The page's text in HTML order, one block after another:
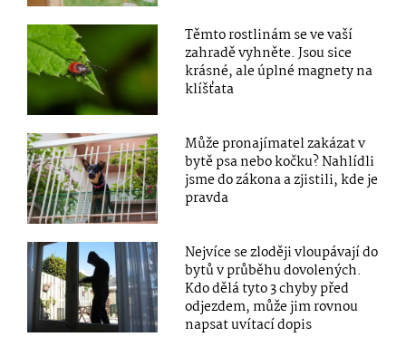
Těmto rostlinám se ve vaší
zahradě vyhněte. Jsou sice
krásné, ale úplné magnety na
klíšťata
Může pronajímatel zakázat v
bytě psa nebo kočku? Nahlídli
jsme do zákona a zjistili, kde je
pravda
Nejvíce se zloději vloupávají do
bytů v průběhu dovolených.
Kdo dělá tyto 3 chyby před
odjezdem, může jim rovnou
napsat uvítací dopis